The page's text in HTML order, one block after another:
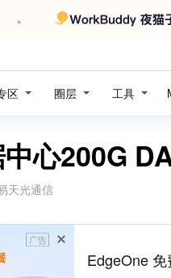
区 圈层 工具
心200G
天光通信
广告
EdgeOne